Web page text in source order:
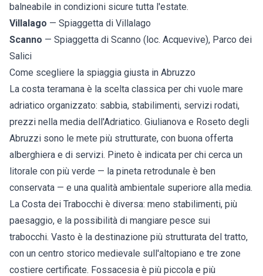
balneabile in condizioni sicure tutta l'estate.
Villalago — Spiaggetta di Villalago
Scanno — Spiaggetta di Scanno (loc. Acquevive), Parco dei
Salici
Come scegliere la spiaggia giusta in Abruzzo
La costa teramana è la scelta classica per chi vuole mare
adriatico organizzato: sabbia, stabilimenti, servizi rodati,
prezzi nella media dell'Adriatico. Giulianova e Roseto degli
Abruzzi sono le mete più strutturate, con buona offerta
alberghiera e di servizi. Pineto è indicata per chi cerca un
litorale con più verde — la pineta retrodunale è ben
conservata — e una qualità ambientale superiore alla media.
La Costa dei Trabocchi è diversa: meno stabilimenti, più
paesaggio, e la possibilità di mangiare pesce sui
trabocchi. Vasto è la destinazione più strutturata del tratto,
con un centro storico medievale sull'altopiano e tre zone
costiere certificate. Fossacesia è più piccola e più